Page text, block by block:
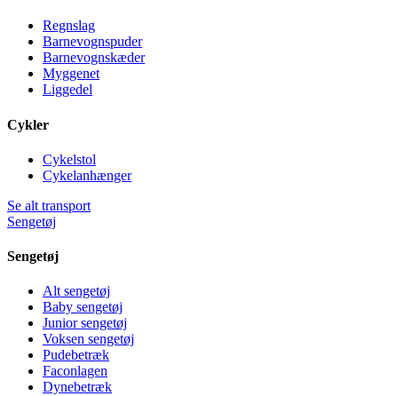
Regnslag
Barnevognspuder
Barnevognskæder
Myggenet
Liggedel
Cykler
Cykelstol
Cykelanhænger
Se alt transport
Sengetøj
Sengetøj
Alt sengetøj
Baby sengetøj
Junior sengetøj
Voksen sengetøj
Pudebetræk
Faconlagen
Dynebetræk